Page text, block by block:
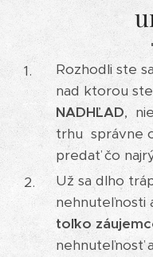
Rozhodli ste
nad ktorou ste
NADHĽAD,
trhu správne
predať čo
Už sa dlho
nehnuteľnosti
toľko
nehnuteľnosť